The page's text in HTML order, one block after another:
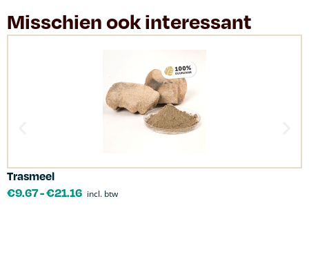
Misschien ook interessant
Trasmeel
€9.67-€21.16 incl. btw